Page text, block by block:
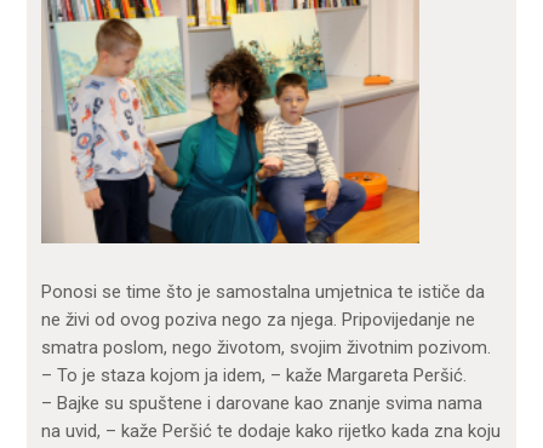
Ponosi se time što je samostalna umjetnica te ističe da
ne živi od ovog poziva nego za njega. Pripovijedanje ne
smatra poslom, nego životom, svojim životnim pozivom.
– To je staza kojom ja idem, – kaže Margareta Peršić.
– Bajke su spuštene i darovane kao znanje svima nama
na uvid, – kaže Peršić te dodaje kako rijetko kada zna koju